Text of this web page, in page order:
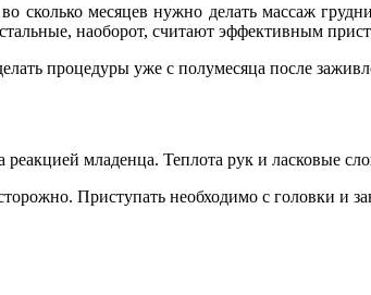
сколько месяцев нужно делать массаж
наоборот, считают эффективным
процедуры уже с полумесяца после
реакцией младенца. Теплота рук и ласковые
Приступать необходимо с головки и